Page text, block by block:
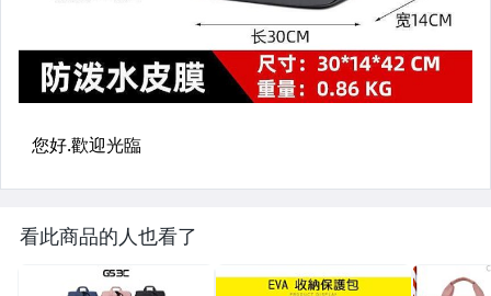
看此商品的人也看了